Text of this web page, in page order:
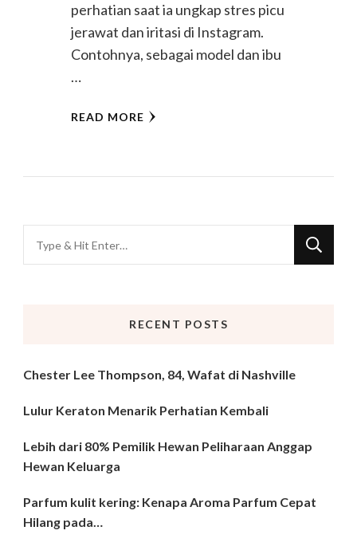
perhatian saat ia ungkap stres picu
jerawat dan iritasi di Instagram.
Contohnya, sebagai model dan ibu
…
READ MORE
for
RECENT POSTS
Chester Lee Thompson, 84, Wafat di Nashville
Lulur Keraton Menarik Perhatian Kembali
Lebih dari 80% Pemilik Hewan Peliharaan Anggap
Hewan Keluarga
Parfum kulit kering: Kenapa Aroma Parfum Cepat
Hilang pada…